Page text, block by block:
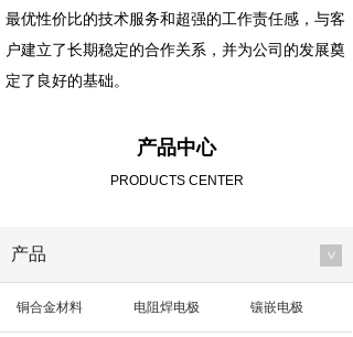
最优性价比的技术服务和超强的工作责任感，与客
户建立了长期稳定的合作关系，并为公司的发展奠
定了良好的基础。
产品中心
PRODUCTS CENTER
产品 >
铜合金材料 电阻焊电极 镶嵌电极